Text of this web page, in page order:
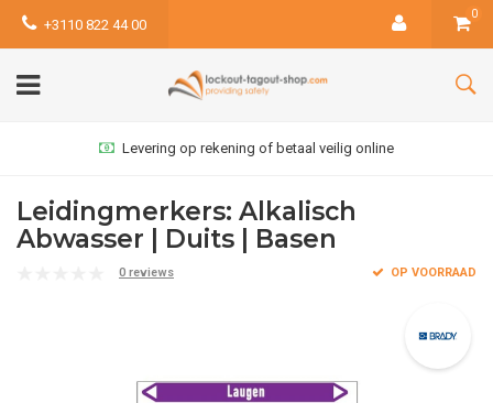
+3110 822 44 00
0
Levering op rekening of betaal veilig online
Leidingmerkers: Alkalisch
Abwasser | Duits | Basen
0 reviews OP VOORRAAD